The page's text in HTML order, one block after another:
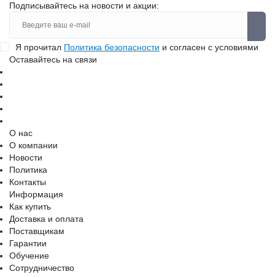
Подписывайтесь на новости и акции:
Я прочитал Политика безопасности и согласен с условиями
Оставайтесь на связи
О нас
О компании
Новости
Политика
Контакты
Информация
Как купить
Доставка и оплата
Поставщикам
Гарантии
Обучение
Сотрудничество